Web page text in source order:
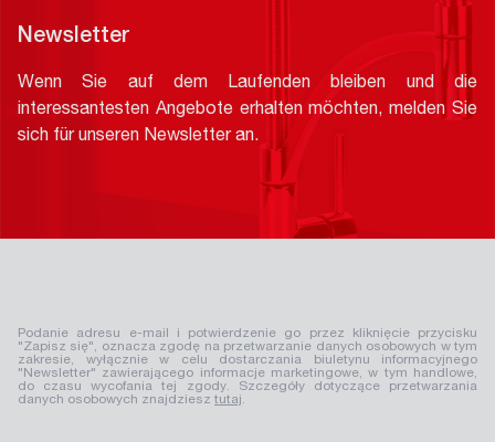
Newsletter
Wenn Sie auf dem Laufenden bleiben und die
interessantesten Angebote erhalten möchten, melden Sie
sich für unseren Newsletter an.
Podanie adresu e-mail i potwierdzenie go przez kliknięcie przycisku
"Zapisz się", oznacza zgodę na przetwarzanie danych osobowych w tym
zakresie, wyłącznie w celu dostarczania biuletynu informacyjnego
"Newsletter" zawierającego informacje marketingowe, w tym handlowe,
do czasu wycofania tej zgody. Szczegóły dotyczące przetwarzania
danych osobowych znajdziesz tutaj.